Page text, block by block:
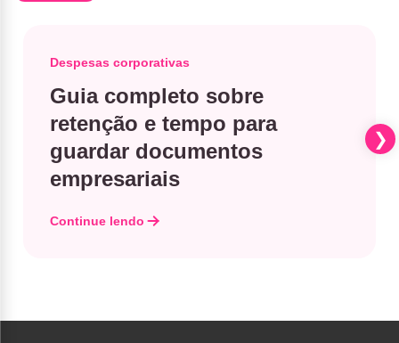
Despesas corporativas
Guia completo sobre
retenção e tempo para
guardar documentos
empresariais
Continue lendo